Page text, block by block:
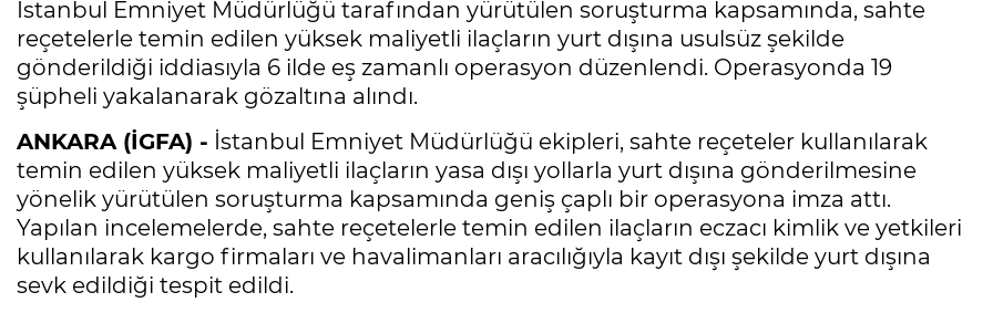
İstanbul Emniyet Müdürlüğü tarafından yürütülen soruşturma kapsamında, sahte
reçetelerle temin edilen yüksek maliyetli ilaçların yurt dışına usulsüz şekilde
gönderildiği iddiasıyla 6 ilde eş zamanlı operasyon düzenlendi. Operasyonda 19
şüpheli yakalanarak gözaltına alındı.
ANKARA (İGFA) - İstanbul Emniyet Müdürlüğü ekipleri, sahte reçeteler kullanılarak
temin edilen yüksek maliyetli ilaçların yasa dışı yollarla yurt dışına gönderilmesine
yönelik yürütülen soruşturma kapsamında geniş çaplı bir operasyona imza attı.
Yapılan incelemelerde, sahte reçetelerle temin edilen ilaçların eczacı kimlik ve yetkileri
kullanılarak kargo firmaları ve havalimanları aracılığıyla kayıt dışı şekilde yurt dışına
sevk edildiği tespit edildi.